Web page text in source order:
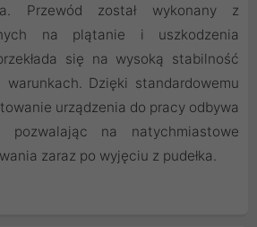
Przewód został wykonany z
na plątanie i uszkodzenia
się na wysoką stabilność
warunkach. Dzięki standardowemu
urządzenia do pracy odbywa
pozwalając na natychmiastowe
zaraz po wyjęciu z pudełka.